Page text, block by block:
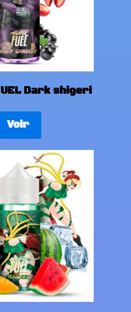
Dark shigeri
Voir